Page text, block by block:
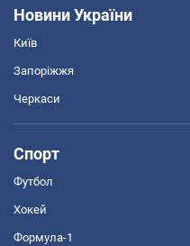
Новини України
Київ
Запоріжжя
Черкаси
Спорт
Футбол
Хокей
Формула-1